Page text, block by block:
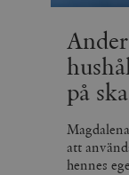
på
att
hennes